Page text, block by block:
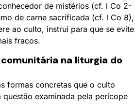
de mistérios (cf. l Co 2-
de carne sacrificada (cf. l Co 8),
ao culto, instrui para que se evite
fracos.
na liturgia do
formas concretas que o culto
examinada pela perícope